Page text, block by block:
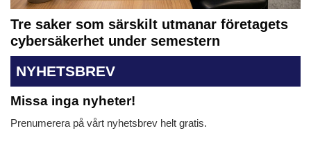
Tre saker som särskilt utmanar företagets
cybersäkerhet under semestern
NYHETSBREV
Missa inga nyheter!
Prenumerera på vårt nyhetsbrev helt gratis.